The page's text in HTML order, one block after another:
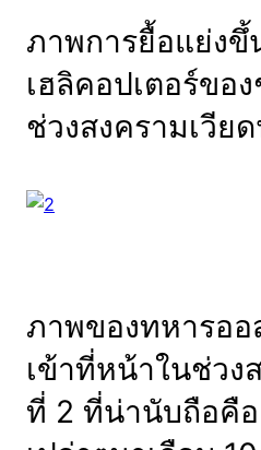
ภาพการยื้อแย่งขึ้
เฮลิคอปเตอร์ขอ
ช่วงสงครามเวีย
ภาพของทหารออ
เข้าที่หน้าในช่วง
ที่ 2 ที่น่านับถือคือ